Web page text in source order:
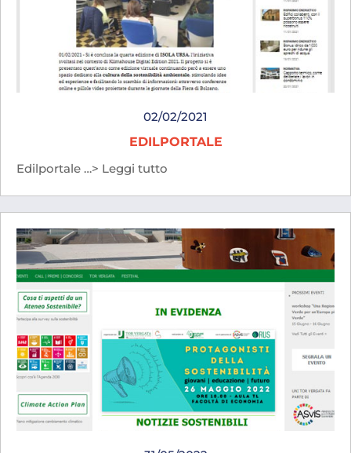
02/02/2021
EDILPORTALE
Edilportale …> Leggi tutto